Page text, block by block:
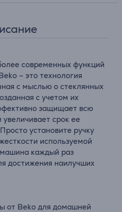
современных функций
– это технология
с мыслью о стеклянных
с учетом их
защищает всю
срок ее
установите ручку
используемой
каждый раз
достижения наилучших
от Beko для домашней